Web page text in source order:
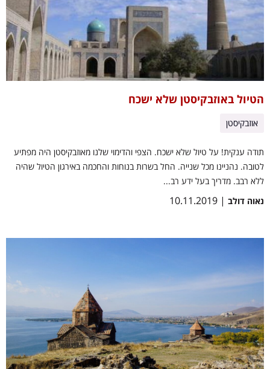
הטיול באוזבקיסטן שלא ישכח
אוזבקיסטן
תודה ענקית! על טיול שלא ישכח. הצפי והדימוי שלנו מאוזבקיסטן היה מפתיע
לטובה. נהניינו מכל שנייה. החל בשרות בנוחות והחכמה באירגון הטיול שהיה
ללא רבב. מדריך בעל ידע רב...
נאוה דולב | 10.11.2019